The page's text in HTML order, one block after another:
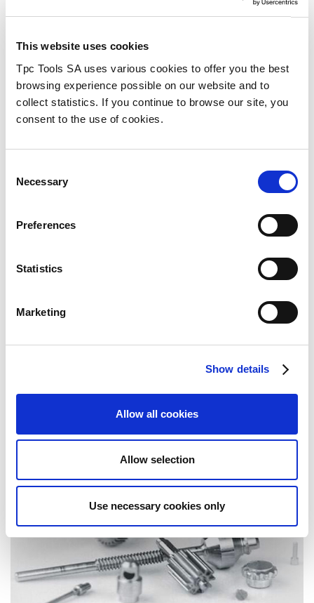
This website uses cookies
Tpc Tools SA uses various cookies to offer you the best
browsing experience possible on our website and to
collect statistics. If you continue to browse our site, you
consent to the use of cookies.
Selection
Necessary
Preferences
Statistics
Marketing
Show details
Allow all cookies
Allow selection
Use necessary cookies only
Warum
Im Laufe der Jahre haben wir die renommiertesten
Bearbeitung und Schneidwerkzeug ausgewählt, in
primis,
metallverarbeitende Industrie.